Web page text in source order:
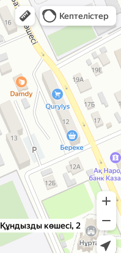
Құндызды көшесі, 2
Кептелістер